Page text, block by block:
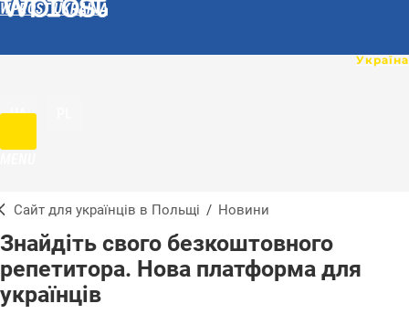
WPROST UKRAINA
UA
Сайт для українців в Польщі / Новини
Знайдіть свого безкоштовного
репетитора. Нова платформа для
українців